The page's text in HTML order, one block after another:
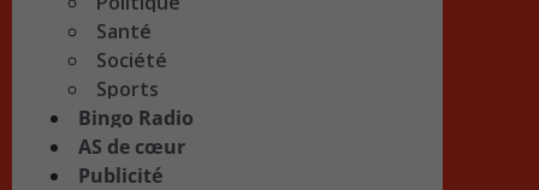
Santé
Société
Sports
Bingo Radio
AS de cœur
Publicité